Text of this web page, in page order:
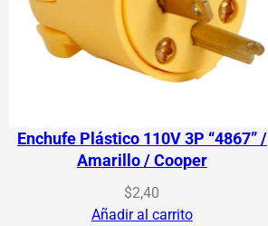
Enchufe Plástico 110V 3P “4867” /
Amarillo / Cooper
$2,40
Añadir al carrito